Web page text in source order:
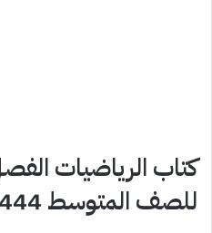
كتاب الرياضيات
للصف المتوسط 1444